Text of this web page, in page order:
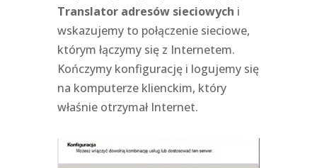
Translator adresów sieciowych i
wskazujemy to połączenie sieciowe,
którym łączymy się z Internetem.
Kończymy konfigurację i logujemy się
na komputerze klienckim, który
właśnie otrzymał Internet.